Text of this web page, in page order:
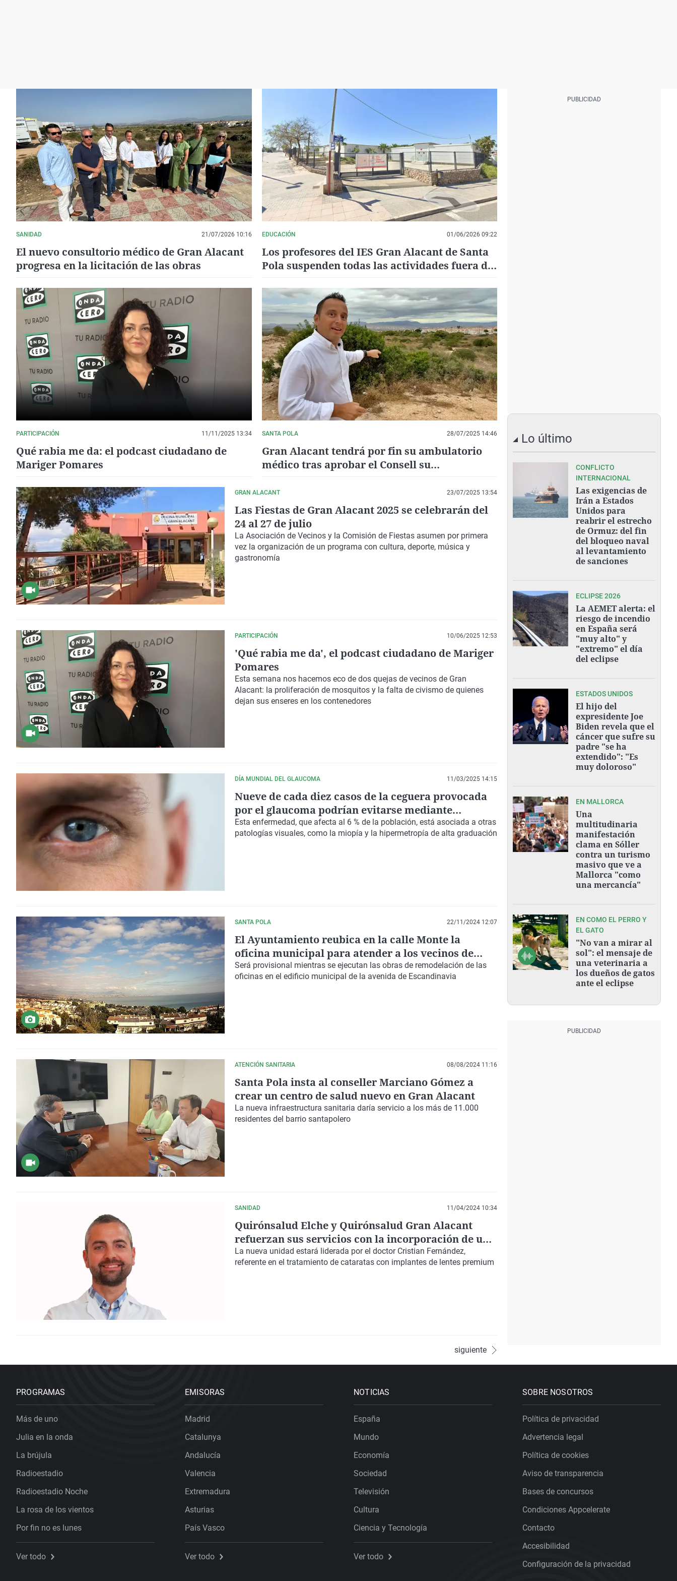
SANIDAD 21/07/2026 10:16
El nuevo consultorio médico de Gran Alacant
progresa en la licitación de las obras
EDUCACIÓN 01/06/2026 09:22
Los profesores del IES Gran Alacant de Santa
Pola suspenden todas las actividades fuera del
PARTICIPACIÓN 11/11/2025 13:34
Qué rabia me da: el podcast ciudadano de
Mariger Pomares
SANTA POLA 28/07/2025 14:46
Gran Alacant tendrá por fin su ambulatorio
médico tras aprobar el Consell su
GRAN ALACANT 23/07/2025 13:54
Las Fiestas de Gran Alacant 2025 se celebrarán del
24 al 27 de julio
La Asociación de Vecinos y la Comisión de Fiestas asumen por primera
vez la organización de un programa con cultura, deporte, música y
gastronomía
PARTICIPACIÓN 10/06/2025 12:53
'Qué rabia me da', el podcast ciudadano de Mariger
Pomares
Esta semana nos hacemos eco de dos quejas de vecinos de Gran
Alacant: la proliferación de mosquitos y la falta de civismo de quienes
dejan sus enseres en los contenedores
DÍA MUNDIAL DEL GLAUCOMA 11/03/2025 14:15
Nueve de cada diez casos de la ceguera provocada
por el glaucoma podrían evitarse mediante
revisiones anuales
Esta enfermedad, que afecta al 6 % de la población, está asociada a otras
patologías visuales, como la miopía y la hipermetropía de alta graduación
SANTA POLA 22/11/2024 12:07
El Ayuntamiento reubica en la calle Monte la
oficina municipal para atender a los vecinos de
Gran Alacant
Será provisional mientras se ejecutan las obras de remodelación de las
oficinas en el edificio municipal de la avenida de Escandinavia
ATENCIÓN SANITARIA 08/08/2024 11:16
Santa Pola insta al conseller Marciano Gómez a
crear un centro de salud nuevo en Gran Alacant
La nueva infraestructura sanitaria daría servicio a los más de 11.000
residentes del barrio santapolero
SANIDAD 11/04/2024 10:34
Quirónsalud Elche y Quirónsalud Gran Alacant
refuerzan sus servicios con la incorporación de un
nuevo equipo especializado en oftalmología
avanzada
La nueva unidad estará liderada por el doctor Cristian Fernández,
referente en el tratamiento de cataratas con implantes de lentes premium
siguiente
Lo último
CONFLICTO
INTERNACIONAL
Las exigencias de
Irán a Estados
Unidos para
reabrir el estrecho
de Ormuz: del fin
del bloqueo naval
al levantamiento
de sanciones
ECLIPSE 2026
La AEMET alerta: el
riesgo de incendio
en España será
"muy alto" y
"extremo" el día
del eclipse
ESTADOS UNIDOS
El hijo del
expresidente Joe
Biden revela que el
cáncer que sufre su
padre "se ha
extendido": "Es
muy doloroso"
EN MALLORCA
Una
multitudinaria
manifestación
clama en Sóller
contra un turismo
masivo que ve a
Mallorca "como
una mercancía"
EN COMO EL PERRO Y
EL GATO
"No van a mirar al
sol": el mensaje de
una veterinaria a
los dueños de gatos
ante el eclipse
PROGRAMAS
Más de uno
Julia en la onda
La brújula
Radioestadio
Radioestadio Noche
La rosa de los vientos
Por fin no es lunes
Ver todo
EMISORAS
Madrid
Catalunya
Andalucía
Valencia
Extremadura
Asturias
País Vasco
Ver todo
NOTICIAS
España
Mundo
Economía
Sociedad
Televisión
Cultura
Ciencia y Tecnología
Ver todo
SOBRE NOSOTROS
Política de privacidad
Advertencia legal
Política de cookies
Aviso de transparencia
Bases de concursos
Condiciones Appcelerate
Contacto
Accesibilidad
Configuración de la privacidad